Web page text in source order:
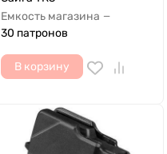
Емкость магазина —
30 патронов
В корзину